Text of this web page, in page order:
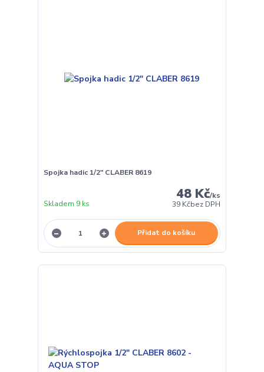
Spojka hadic 1/2" CLABER 8619
48 Kč/ks
39 Kčbez DPH
Skladem 9 ks
Přidat do košíku